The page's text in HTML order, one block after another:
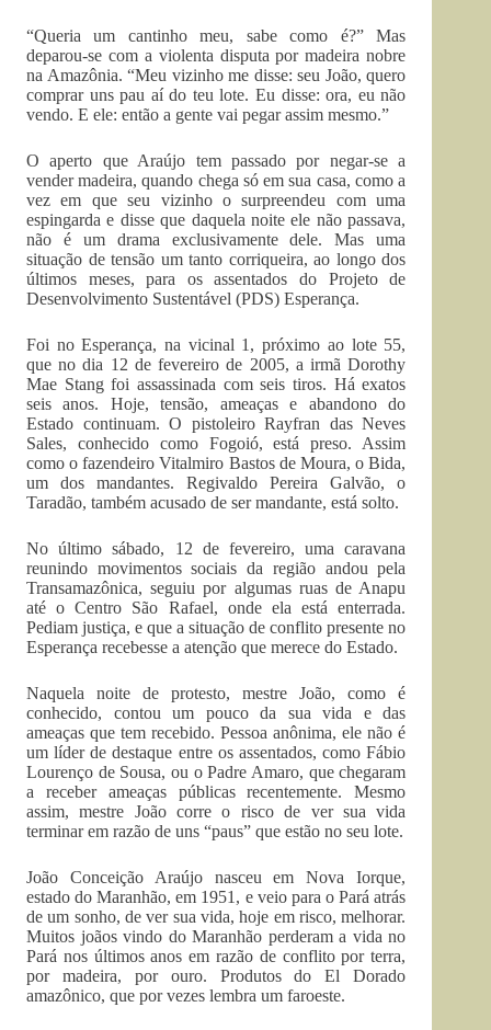
“Queria um cantinho meu, sabe como é?” Mas
deparou-se com a violenta disputa por madeira nobre
na Amazônia. “Meu vizinho me disse: seu João, quero
comprar uns pau aí do teu lote. Eu disse: ora, eu não
vendo. E ele: então a gente vai pegar assim mesmo.”
O aperto que Araújo tem passado por negar-se a
vender madeira, quando chega só em sua casa, como a
vez em que seu vizinho o surpreendeu com uma
espingarda e disse que daquela noite ele não passava,
não é um drama exclusivamente dele. Mas uma
situação de tensão um tanto corriqueira, ao longo dos
últimos meses, para os assentados do Projeto de
Desenvolvimento Sustentável (PDS) Esperança.
Foi no Esperança, na vicinal 1, próximo ao lote 55,
que no dia 12 de fevereiro de 2005, a irmã Dorothy
Mae Stang foi assassinada com seis tiros. Há exatos
seis anos. Hoje, tensão, ameaças e abandono do
Estado continuam. O pistoleiro Rayfran das Neves
Sales, conhecido como Fogoió, está preso. Assim
como o fazendeiro Vitalmiro Bastos de Moura, o Bida,
um dos mandantes. Regivaldo Pereira Galvão, o
Taradão, também acusado de ser mandante, está solto.
No último sábado, 12 de fevereiro, uma caravana
reunindo movimentos sociais da região andou pela
Transamazônica, seguiu por algumas ruas de Anapu
até o Centro São Rafael, onde ela está enterrada.
Pediam justiça, e que a situação de conflito presente no
Esperança recebesse a atenção que merece do Estado.
Naquela noite de protesto, mestre João, como é
conhecido, contou um pouco da sua vida e das
ameaças que tem recebido. Pessoa anônima, ele não é
um líder de destaque entre os assentados, como Fábio
Lourenço de Sousa, ou o Padre Amaro, que chegaram
a receber ameaças públicas recentemente. Mesmo
assim, mestre João corre o risco de ver sua vida
terminar em razão de uns “paus” que estão no seu lote.
João Conceição Araújo nasceu em Nova Iorque,
estado do Maranhão, em 1951, e veio para o Pará atrás
de um sonho, de ver sua vida, hoje em risco, melhorar.
Muitos joãos vindo do Maranhão perderam a vida no
Pará nos últimos anos em razão de conflito por terra,
por madeira, por ouro. Produtos do El Dorado
amazônico, que por vezes lembra um faroeste.